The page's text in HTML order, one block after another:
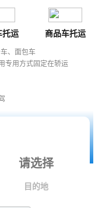
托运 商品车托运
、面包车
专用方式固定在轿运
目的地